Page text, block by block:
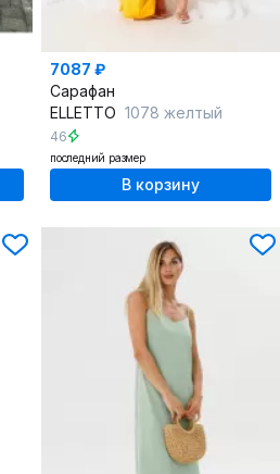
7087 ₽
Сарафан
ELLETTO 1078 желтый
46
последний размер
В корзину